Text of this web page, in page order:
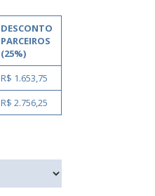
DESCONTO
PARCEIROS
(25%)
R$ 1.653,75
R$ 2.756,25